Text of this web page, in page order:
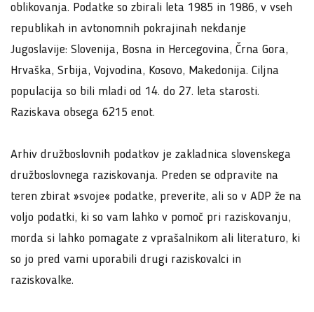
oblikovanja. Podatke so zbirali leta 1985 in 1986, v vseh
republikah in avtonomnih pokrajinah nekdanje
Jugoslavije: Slovenija, Bosna in Hercegovina, Črna Gora,
Hrvaška, Srbija, Vojvodina, Kosovo, Makedonija. Ciljna
populacija so bili mladi od 14. do 27. leta starosti.
Raziskava obsega 6215 enot.
Arhiv družboslovnih podatkov je zakladnica slovenskega
družboslovnega raziskovanja. Preden se odpravite na
teren zbirat »svoje« podatke, preverite, ali so v ADP že na
voljo podatki, ki so vam lahko v pomoč pri raziskovanju,
morda si lahko pomagate z vprašalnikom ali literaturo, ki
so jo pred vami uporabili drugi raziskovalci in
raziskovalke.